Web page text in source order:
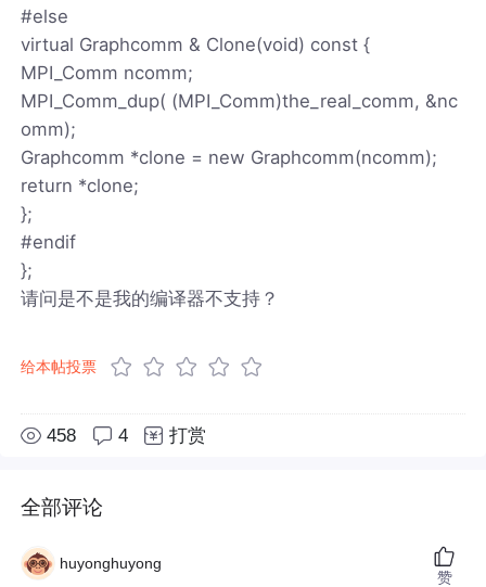
#else
virtual Graphcomm & Clone(void) const {
MPI_Comm ncomm;
MPI_Comm_dup( (MPI_Comm)the_real_comm, &nc
omm);
Graphcomm *clone = new Graphcomm(ncomm);
return *clone;
};
#endif
};
请问是不是我的编译器不支持？
给本帖投票
458 4 打赏
全部评论
huyonghuyong
赞